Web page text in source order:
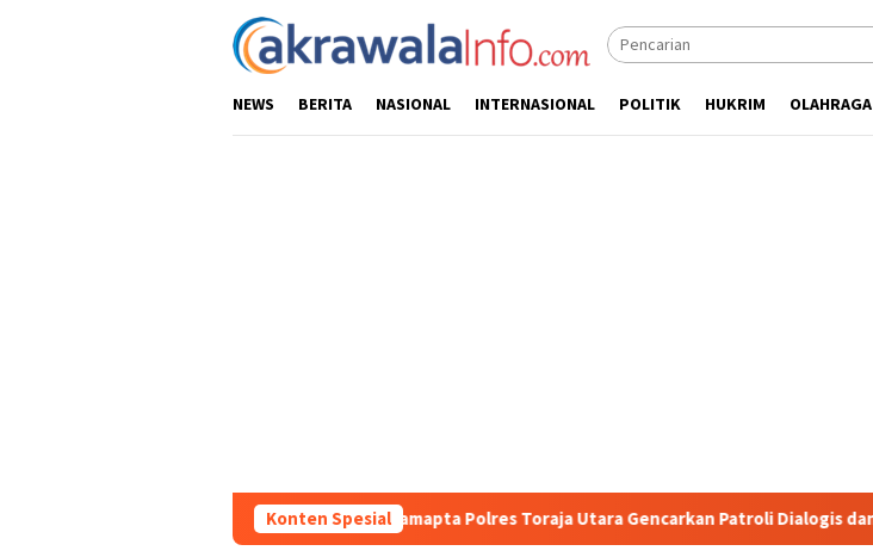
NEWS BERITA NASIONAL INTERNASIONAL POLITIK HUKRIM OLAHRAGA
Konten Spesial
Wilayah, Sat Samapta Polres Toraja Utara Gencarkan Patroli Dialogis dan Sosialisasi Layanan 110